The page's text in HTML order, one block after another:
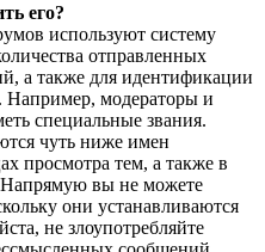
его?
используют систему
отправленных
а также для идентификации
Например, модераторы и
специальные звания.
чуть ниже имен
просмотра тем, а также в
Напрямую вы не можете
они устанавливаются
не злоупотребляйте